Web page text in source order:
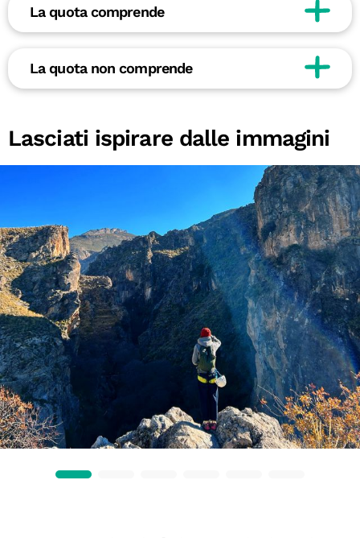
La quota comprende
La quota non comprende
Lasciati ispirare dalle immagini